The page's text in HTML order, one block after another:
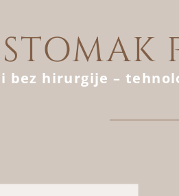
STOMAK
bez hirurgije –